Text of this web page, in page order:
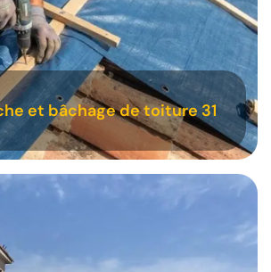
et bâchage de toiture 31